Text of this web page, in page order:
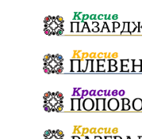
Национален
кукери мислене
бедствия лев